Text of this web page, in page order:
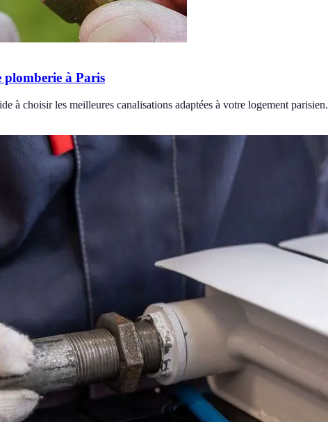
plomberie à Paris
à choisir les meilleures canalisations adaptées à votre logement parisien.